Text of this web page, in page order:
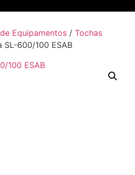
Equipamentos / Tochas
SL-600/100 ESAB